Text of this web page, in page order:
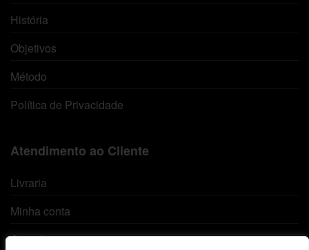
História
Objetivos
Método
Política de Privacidade
Atendimento ao Cliente
Livraria
Minha conta
Carrinho